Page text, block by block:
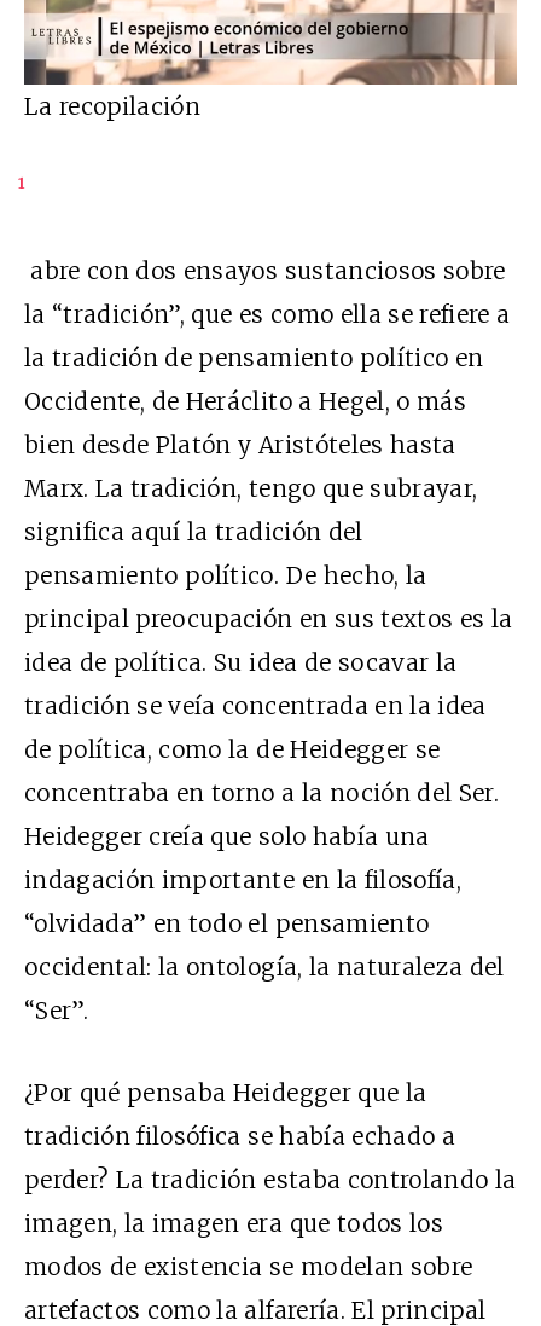
La recopilación
1
abre con dos ensayos sustanciosos sobre
la “tradición”, que es como ella se refiere a
la tradición de pensamiento político en
Occidente, de Heráclito a Hegel, o más
bien desde Platón y Aristóteles hasta
Marx. La tradición, tengo que subrayar,
significa aquí la tradición del
pensamiento político. De hecho, la
principal preocupación en sus textos es la
idea de política. Su idea de socavar la
tradición se veía concentrada en la idea
de política, como la de Heidegger se
concentraba en torno a la noción del Ser.
Heidegger creía que solo había una
indagación importante en la filosofía,
“olvidada” en todo el pensamiento
occidental: la ontología, la naturaleza del
“Ser”.
¿Por qué pensaba Heidegger que la
tradición filosófica se había echado a
perder? La tradición estaba controlando la
imagen, la imagen era que todos los
modos de existencia se modelan sobre
artefactos como la alfarería. El principal